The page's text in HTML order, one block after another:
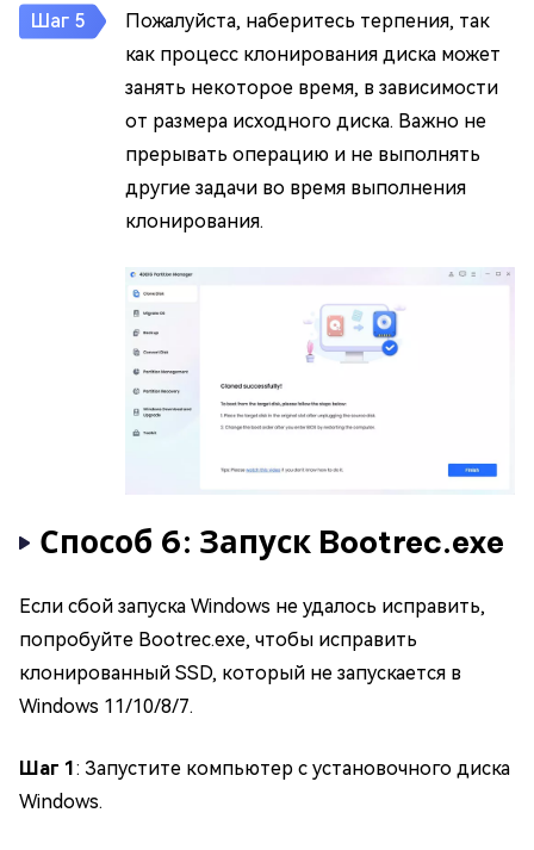
Пожалуйста, наберитесь терпения, так
как процесс клонирования диска может
занять некоторое время, в зависимости
от размера исходного диска. Важно не
прерывать операцию и не выполнять
другие задачи во время выполнения
клонирования.
Способ 6: Запуск Bootrec.exe
Если сбой запуска Windows не удалось исправить,
попробуйте Bootrec.exe, чтобы исправить
клонированный SSD, который не запускается в
Windows 11/10/8/7.
Шаг 1: Запустите компьютер с установочного диска
Windows.